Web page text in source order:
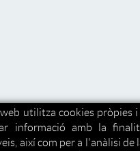
utilitza cookies pròpies
informació amb la
així com per a l'anàlisi de